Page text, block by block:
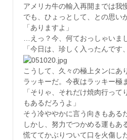
アメリカ牛の輸入再開までは我
でも、ひょっとして、との思い
「ありますよ」
…えっ？今、何ておっしゃいま
「今日は、珍しく入ったんです
こうして、久々の極上タンにあ
ラッキーだ。今夜はラッキー極
「そりゃ、それだけ焼肉行っ
もあるだろうよ」
そう冷ややかに言う向きもある
しかし、努力でつかめる運もあ
慌ててかぶりついて口を火傷し